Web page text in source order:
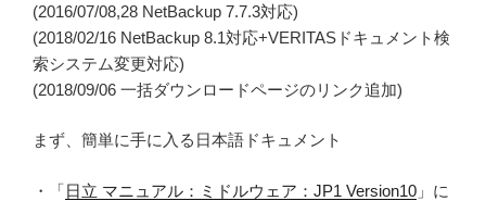
(2016/07/08,28 NetBackup 7.7.3対応)
(2018/02/16 NetBackup 8.1対応+VERITASドキュメント検
索システム変更対応)
(2018/09/06 一括ダウンロードページのリンク追加)
まず、簡単に手に入る日本語ドキュメント
・「日立 マニュアル：ミドルウェア：JP1 Version10 」に